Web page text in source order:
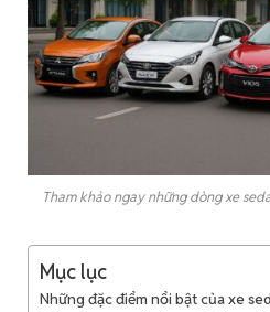
Tham khảo ngay những dòng xe
Mục lục
Những đặc điểm nổi bật của xe